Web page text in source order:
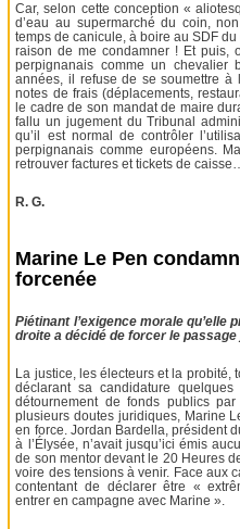
Car, selon cette conception «
d’eau au supermarché du coin,
temps de canicule, à boire au SDF
raison de me condamner ! Et puis,
perpignanais comme un
années, il refuse de se soumettre
notes de frais (déplacements,
le cadre de son mandat de maire
fallu un jugement du Tribunal
qu’il est normal de contrôler
perpignanais comme européens.
retrouver factures et tickets de
R. G.
Marine Le Pen
forcenée
Piétinant l’exigence morale qu’elle
droite a décidé de forcer le passage
La justice, les électeurs et la probité,
déclarant sa candidature
détournement de fonds publics
plusieurs doutes juridiques, Marine
en force. Jordan Bardella, président
à l’Élysée, n’avait jusqu’ici émis
de son mentor devant le 20 Heures
voire des tensions à venir. Face aux
contentant de déclarer être «
entrer en campagne avec Marine ».